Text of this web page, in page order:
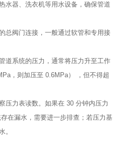
水器、洗衣机等用水设备，确保管道
总阀门连接，一般通过软管和专用接
道系统的压力，通常将压力升至工作
，则加压至 0.6MPa） ，但不得超
压力表读数。如果在 30 分钟内压力
在漏水，需要进一步排查；若压力基
。​